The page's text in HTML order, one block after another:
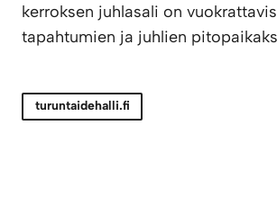
kerroksen juhlasali on
tapahtumien ja juhlien
turuntaidehalli.fi